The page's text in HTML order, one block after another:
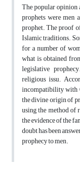
The popular opinion
prophets were men
prophet. The proof
Islamic traditions.
for a number of
what is obtained
legislative
religious issu.
incompatibility with
the divine origin of
using the method of
the evidence of the
doubt has been
prophecy to men.